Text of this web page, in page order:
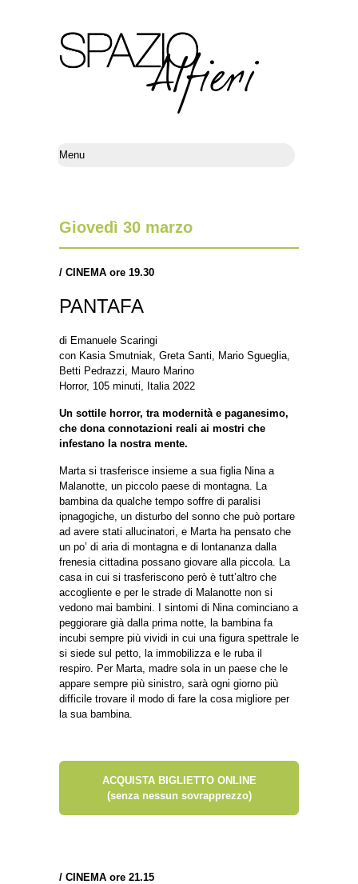
Giovedì 30 marzo
/ CINEMA ore 19.30
PANTAFA
di Emanuele Scaringi
con Kasia Smutniak, Greta Santi, Mario Sgueglia,
Betti Pedrazzi, Mauro Marino
Horror, 105 minuti, Italia 2022
Un sottile horror, tra modernità e paganesimo,
che dona connotazioni reali ai mostri che
infestano la nostra mente.
Marta si trasferisce insieme a sua figlia Nina a
Malanotte, un piccolo paese di montagna. La
bambina da qualche tempo soffre di paralisi
ipnagogiche, un disturbo del sonno che può portare
ad avere stati allucinatori, e Marta ha pensato che
un po’ di aria di montagna e di lontananza dalla
frenesia cittadina possano giovare alla piccola. La
casa in cui si trasferiscono però è tutt’altro che
accogliente e per le strade di Malanotte non si
vedono mai bambini. I sintomi di Nina cominciano a
peggiorare già dalla prima notte, la bambina fa
incubi sempre più vividi in cui una figura spettrale le
si siede sul petto, la immobilizza e le ruba il
respiro. Per Marta, madre sola in un paese che le
appare sempre più sinistro, sarà ogni giorno più
difficile trovare il modo di fare la cosa migliore per
la sua bambina.
ACQUISTA BIGLIETTO ONLINE
(senza nessun sovrapprezzo)
/ CINEMA ore 21.15